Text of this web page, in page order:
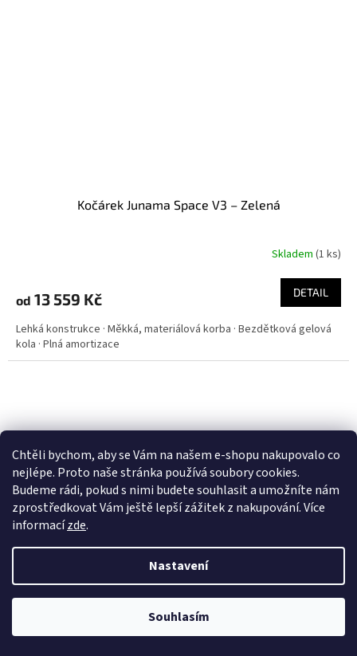
Chtěli bychom, aby se Vám na našem e-shopu nakupovalo co
nejlépe. Proto naše stránka používá soubory cookies.
Budeme rádi, pokud s nimi budete souhlasit a umožníte nám
zprostředkovat Vám ještě lepší zážitek z nakupování.Více
informacízde.
Nastavení
Souhlasím
Kočárek Junama Space V3 – Zelená
Skladem (1 ks)
od 13 559 Kč DETAIL
Lehká konstrukce · Měkká, materiálová korba · Bezdětková gelová
kola · Plná amortizace